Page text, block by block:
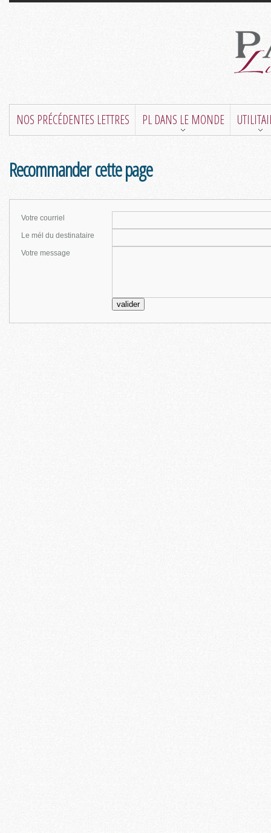
NOS PRÉCÉDENTES LETTRES PL DANS LE MONDE
Recommander cette page
Votre courriel
Le mél du destinataire
Votre message